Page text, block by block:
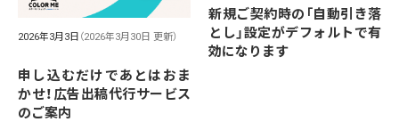
2026年3月3日 （2026年3月30日 更新）
申し込むだけであとはおま
かせ！広告出稿代行サービス
のご案内
新規ご契約時の「自動引き落
とし」設定がデフォルトで有
効になります